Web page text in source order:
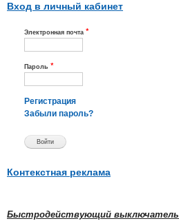
Вход в личный кабинет
Электронная почта *
Пароль *
Регистрация
Забыли пароль?
Контекстная реклама
Быстродействующий выключатель